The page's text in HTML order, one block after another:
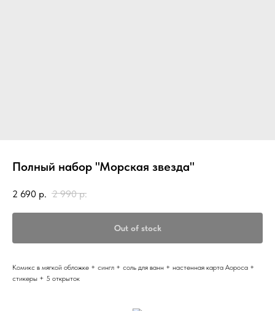
Полный набор "Морская звезда"
2 690 р. 2 990 р.
Out of stock
Комикс в мягкой обложке + сингл + соль для ванн + настенная карта Аороса +
стикеры + 5 открыток